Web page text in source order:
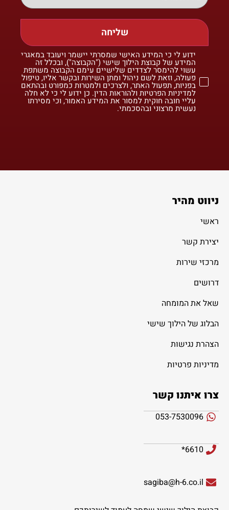
שליחה
ידוע לי כי המידע האישי שמסרתי יישמר ויעובד במאגרי
המידע של קבוצת הילוך שישי ("הקבוצה"), ובכלל זה
עשוי להימסר לצדדים שלישיים עימם הקבוצה משתפת
פעולה, וזאת לשם ניהול ומתן השירות ובקשר אליו, טיפול
בפניות, תפעול האתר, ולצרכים ולמטרות כמפורט ובהתאם
למדיניות הפרטיות ולהוראות הדין. כן ידוע לי כי לא חלה
עליי חובה חוקית למסור את המידע האמור, וכי מסירתו
נעשית מרצוני ובהסכמתי.
ניווט מהיר
ראשי
יצירת קשר
מרכזי שירות
דרושים
שאל את המומחה
הבלוג של הילוך שישי
הצהרת נגישות
מדיניות פרטיות
צרו איתנו קשר
053-7530096
6610*
sagiba@h-6.co.il